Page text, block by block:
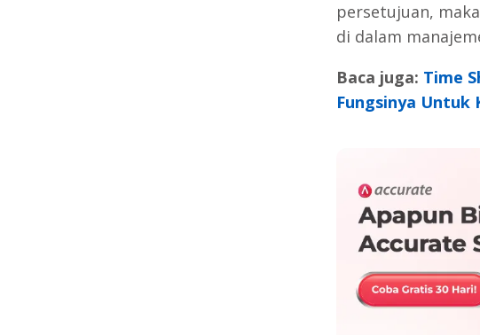
persetujuan,
di dalam
Baca juga: Time
Fungsinya Untuk